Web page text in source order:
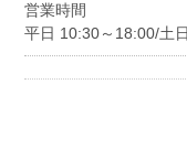
営業時間
平日 10:30～18:00/土